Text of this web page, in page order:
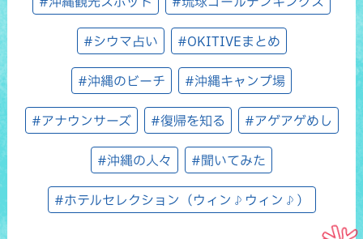
#シウマ占い #OKITIVEまとめ
#沖縄のビーチ #沖縄キャンプ場
#アナウンサーズ #復帰を知る #アゲアゲめし
#沖縄の人々 #聞いてみた
#ホテルセレクション（ウィン♪ウィン♪）